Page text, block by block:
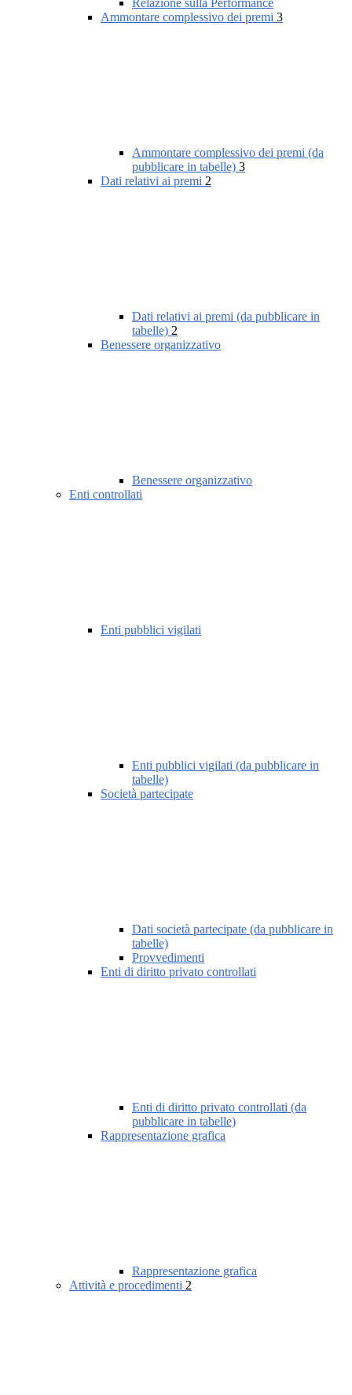
Relazione sulla Performance
Ammontare complessivo dei premi 3
Ammontare complessivo dei premi (da
pubblicare in tabelle) 3
Dati relativi ai premi 2
Dati relativi ai premi (da pubblicare in
tabelle) 2
Benessere organizzativo
Benessere organizzativo
Enti controllati
Enti pubblici vigilati
Enti pubblici vigilati (da pubblicare in
tabelle)
Società partecipate
Dati società partecipate (da pubblicare in
tabelle)
Provvedimenti
Enti di diritto privato controllati
Enti di diritto privato controllati (da
pubblicare in tabelle)
Rappresentazione grafica
Rappresentazione grafica
Attività e procedimenti 2